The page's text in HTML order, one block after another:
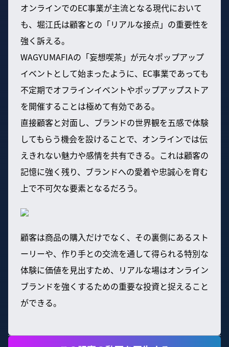
オンラインでのEC事業が主流となる現代において
も、堀江氏は顧客との「リアルな接点」の重要性を
強く訴える。
WAGYUMAFIAの「妄想喫茶」が元々ポップアップ
イベントとして始まったように、EC事業であっても
不定期でオフラインイベントやポップアップストア
を開催することは極めて有効である。
直接顧客と対面し、ブランドの世界観を五感で体験
してもらう機会を設けることで、オンラインでは伝
えきれない魅力や感情を共有できる。これは顧客の
記憶に強く残り、ブランドへの愛着や忠誠心を育む
上で不可欠な要素となるだろう。
顧客は商品の購入だけでなく、その裏側にあるスト
ーリーや、作り手との交流を通して得られる特別な
体験に価値を見出すため、リアルな場はオンライン
ブランドを強くするための重要な投資と捉えること
ができる。